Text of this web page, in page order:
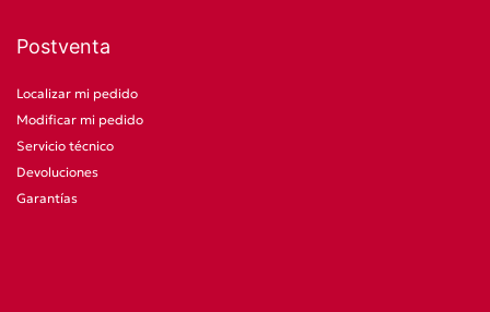
Postventa
Localizar mi pedido
Modificar mi pedido
Servicio técnico
Devoluciones
Garantías